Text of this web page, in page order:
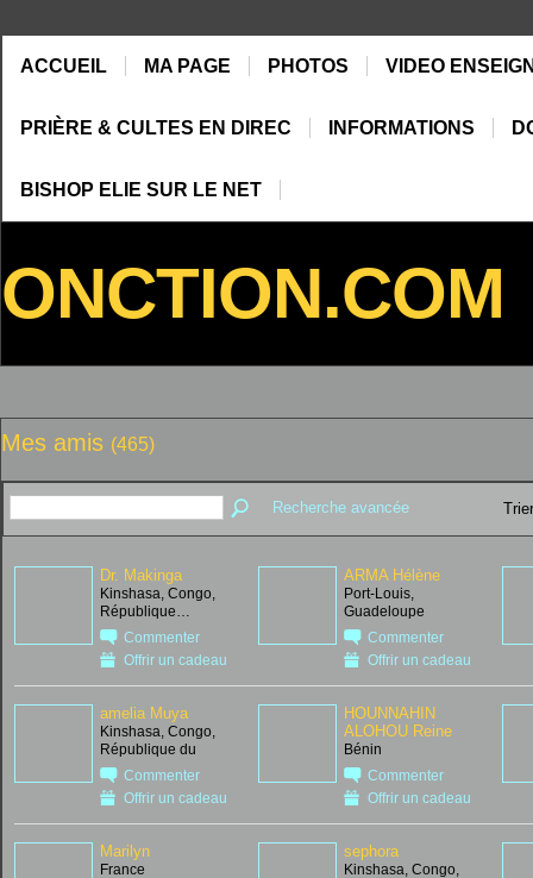
ACCUEIL MA PAGE PHOTOS VIDEO
PRIÈRE & CULTES EN DIREC INFORMATIONS
BISHOP ELIE SUR LE NET
ONCTION.COM
Mes amis (465)
Recherche avancée
Dr. Makinga
Kinshasa, Congo,
République…
Commenter
Offrir un cadeau
ARMA Hélène
Port-Louis,
Guadeloupe
Commenter
Offrir un cadeau
amelia Muya
Kinshasa, Congo,
République du
Commenter
Offrir un cadeau
HOUNNAHIN
ALOHOU Reine
Bénin
Commenter
Offrir un cadeau
Marilyn
France
sephora
Kinshasa, Congo,